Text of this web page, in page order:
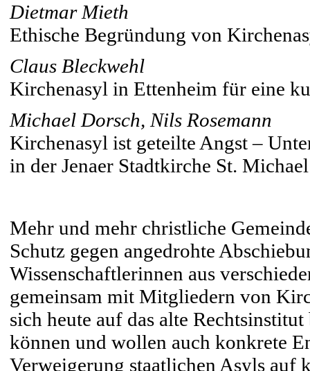
Dietmar Mieth
Ethische Begründung von
Claus Bleckwehl
Kirchenasyl in Ettenheim für eine
Michael Dorsch, Nils Rosemann
Kirchenasyl ist geteilte Angst –
in der Jenaer Stadtkirche St. Michael
Mehr und mehr christliche
Schutz gegen angedrohte
Wissenschaftlerinnen aus
gemeinsam mit Mitgliedern von
sich heute auf das alte
können und wollen auch konkrete
Verweigerung staatlichen Asyls